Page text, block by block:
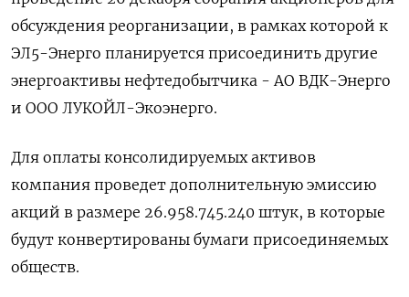
обсуждения реорганизации, в рамках которой к
ЭЛ5-Энерго планируется присоединить другие
энергоактивы нефтедобытчика - АО ВДК-Энерго
и ООО ЛУКОЙЛ-Экоэнерго.
Для оплаты консолидируемых активов
компания проведет дополнительную эмиссию
акций в размере 26.958.745.240 штук, в которые
будут конвертированы бумаги присоединяемых
обществ.